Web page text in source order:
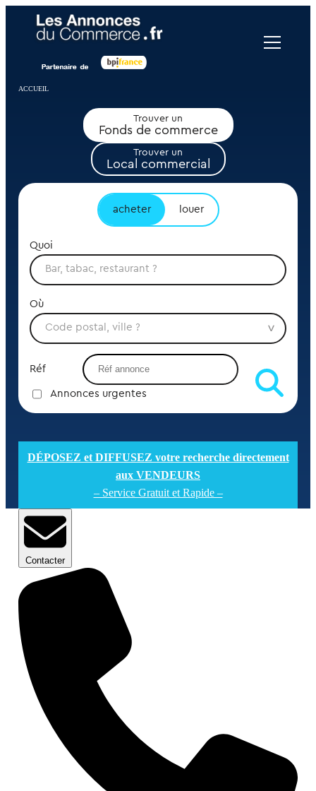
ACCUEIL
Trouver un
Fonds de commerce
Trouver un
Local commercial
acheter louer
Quoi
Où
Réf
Annonces urgentes
DÉPOSEZ et DIFFUSEZ votre recherche directement
aux VENDEURS
– Service Gratuit et Rapide –
Contacter
Panneau de gestion des cookies